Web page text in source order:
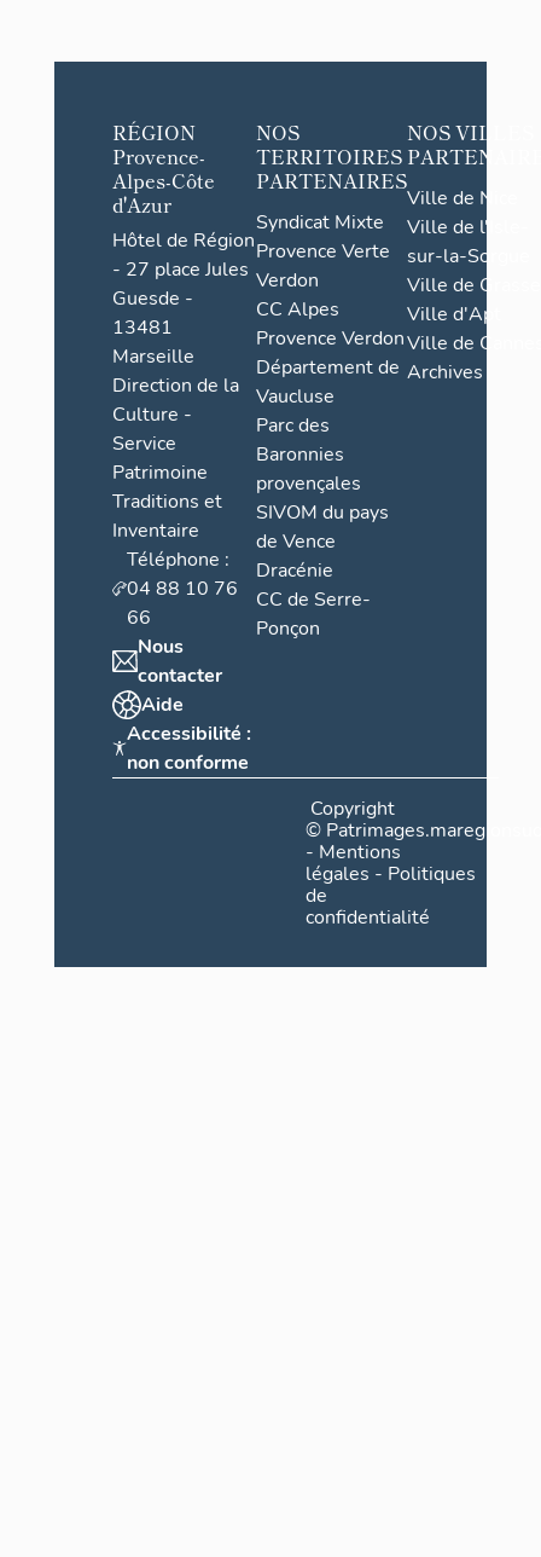
RÉGION
Provence-
Alpes-Côte
d'Azur
Hôtel de Région
- 27 place Jules
Guesde -
13481
Marseille
Direction de la
Culture -
Service
Patrimoine
Traditions et
Inventaire
Téléphone :
04 88 10 76
66
Nous
contacter
Aide
Accessibilité :
non conforme
NOS
TERRITOIRES
PARTENAIRES
Syndicat Mixte
Provence Verte
Verdon
CC Alpes
Provence Verdon
Département de
Vaucluse
Parc des
Baronnies
provençales
SIVOM du pays
de Vence
Dracénie
CC de Serre-
Ponçon
NOS VILLES
Ville de Nice
Ville de l'Isle-
sur-la-Sorgue
Ville de Grasse
Ville d'Apt
Ville de
Archives
Copyright
©
- Mentions
légales - Politiques
de
confidentialité